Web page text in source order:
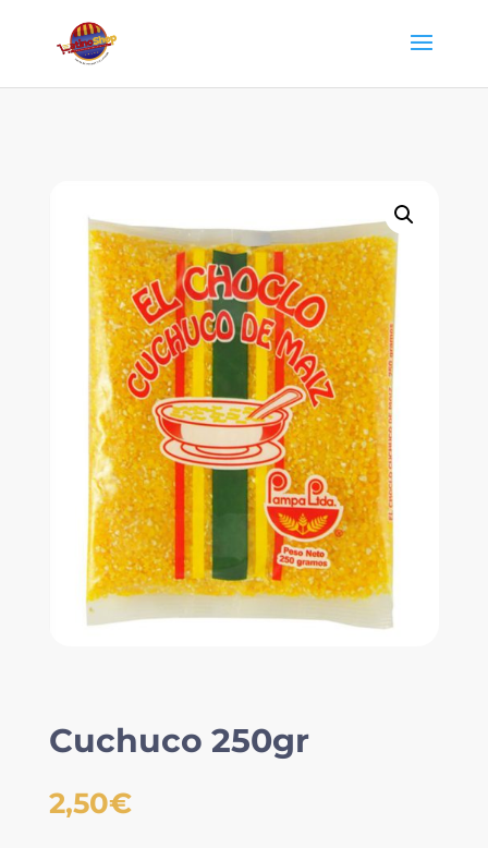
Cuchuco 250gr
2,50€